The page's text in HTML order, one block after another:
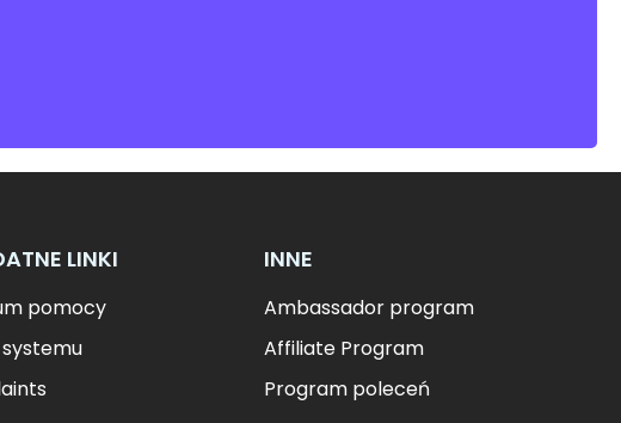
LINKI
pomocy
INNE
Ambassador program
Affiliate Program
Program poleceń